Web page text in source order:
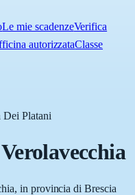
Le mie scadenzeVerifica
autorizzataClasse
Dei Platani
Verolavecchia
in provincia di Brescia